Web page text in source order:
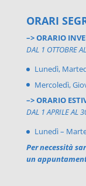
ORARI
–> ORARIO
DAL 1 OTTOBRE
Lunedì,
Mercoledì,
–> ORARIO
DAL 1 APRILE AL
Lunedì –
Per necessità
un